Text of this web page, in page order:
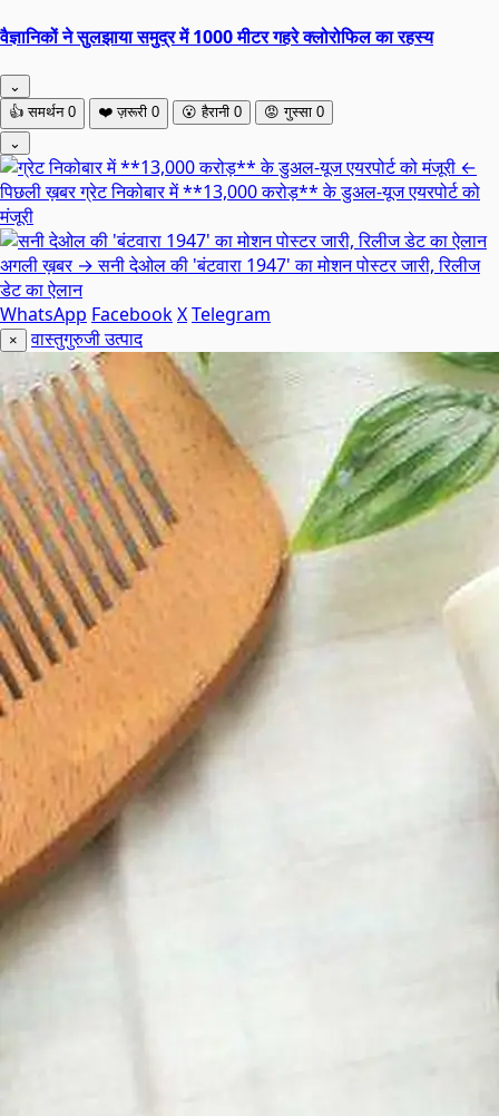
वैज्ञानिकों ने सुलझाया समुद्र में 1000 मीटर गहरे क्लोरोफिल का रहस्य
⌄
👍 समर्थन 0 ❤️ ज़रूरी 0 😮 हैरानी 0 😡 गुस्सा 0
⌄
←
पिछली ख़बरग्रेट निकोबार में **13,000 करोड़** के डुअल-यूज एयरपोर्ट को
मंजूरी
अगली ख़बर →सनी देओल की 'बंटवारा 1947' का मोशन पोस्टर जारी, रिलीज
डेट का ऐलान
WhatsApp FacebookXTelegram
× वास्तुगुरुजी उत्पाद